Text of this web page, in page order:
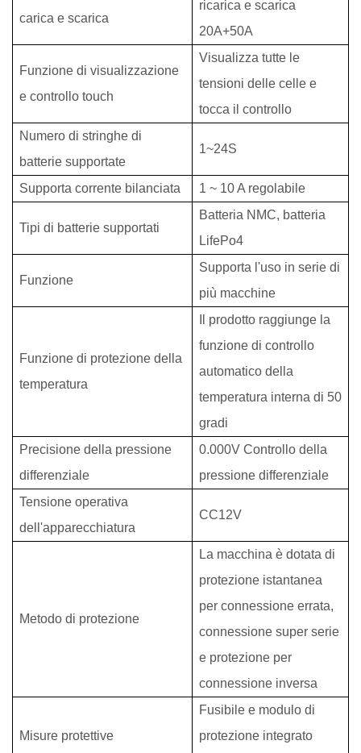
carica e scarica
ricarica e scarica
20A+50A
Funzione di visualizzazione
e controllo touch
Visualizza tutte le
tensioni delle celle e
tocca il controllo
Numero di stringhe di
batterie supportate
1~24S
Supporta corrente bilanciata 1 ~ 10 A regolabile
Tipi di batterie supportati
Batteria NMC, batteria
LifePo4
Funzione
Supporta l'uso in serie di
più macchine
Funzione di protezione della
temperatura
Il prodotto raggiunge la
funzione di controllo
automatico della
temperatura interna di 50
gradi
Precisione della pressione
differenziale
0.000V Controllo della
pressione differenziale
Tensione operativa
dell'apparecchiatura
CC12V
Metodo di protezione
La macchina è dotata di
protezione istantanea
per connessione errata,
connessione super serie
e protezione per
connessione inversa
Misure protettive
Fusibile e modulo di
protezione integrato